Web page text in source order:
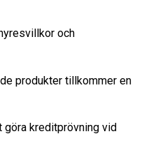
och
produkter tillkommer en
kreditprövning vid